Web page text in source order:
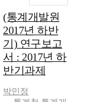
(통계개발원
2017년 하반
기) 연구보고
서 : 2017년 하
반기과제
박민정